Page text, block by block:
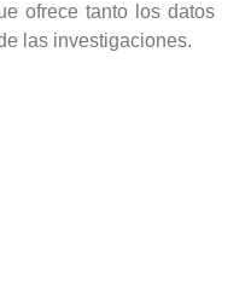
ofrece tanto los datos
las investigaciones.